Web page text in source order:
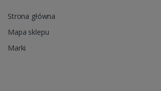
Strona główna
Mapa sklepu
Marki